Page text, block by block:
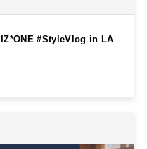
IZ*ONE #StyleVlog in LA